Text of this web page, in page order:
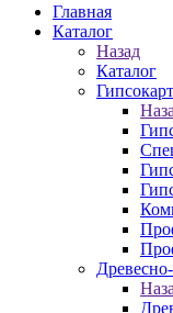
Главная
Каталог
Назад
Каталог